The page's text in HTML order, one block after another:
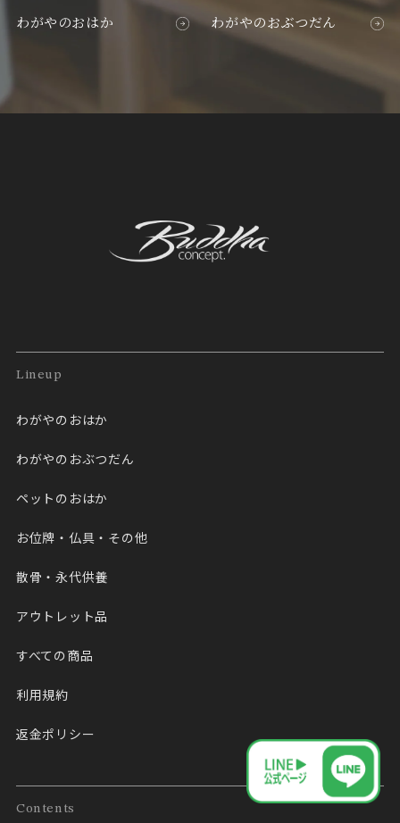
わがやのおはか わがやのおぶつだん
Lineup
わがやのおはか
わがやのおぶつだん
ペットのおはか
お位牌・仏具・その他
散骨・永代供養
アウトレット品
すべての商品
利用規約
返金ポリシー
Contents